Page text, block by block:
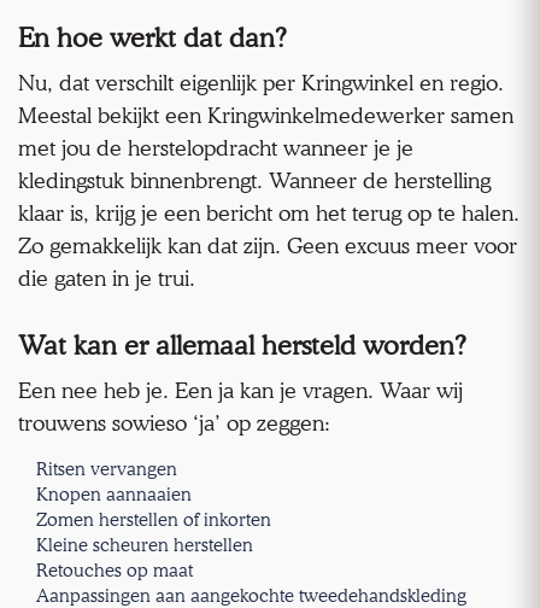
En hoe werkt dat dan?
Nu, dat verschilt eigenlijk per Kringwinkel en regio.
Meestal bekijkt een Kringwinkelmedewerker samen
met jou de herstelopdracht wanneer je je
kledingstuk binnenbrengt. Wanneer de herstelling
klaar is, krijg je een bericht om het terug op te halen.
Zo gemakkelijk kan dat zijn. Geen excuus meer voor
die gaten in je trui.
Wat kan er allemaal hersteld worden?
Een nee heb je. Een ja kan je vragen. Waar wij
trouwens sowieso ‘ja’ op zeggen:
Ritsen vervangen
Knopen aannaaien
Zomen herstellen of inkorten
Kleine scheuren herstellen
Retouches op maat
Aanpassingen aan aangekochte tweedehandskleding